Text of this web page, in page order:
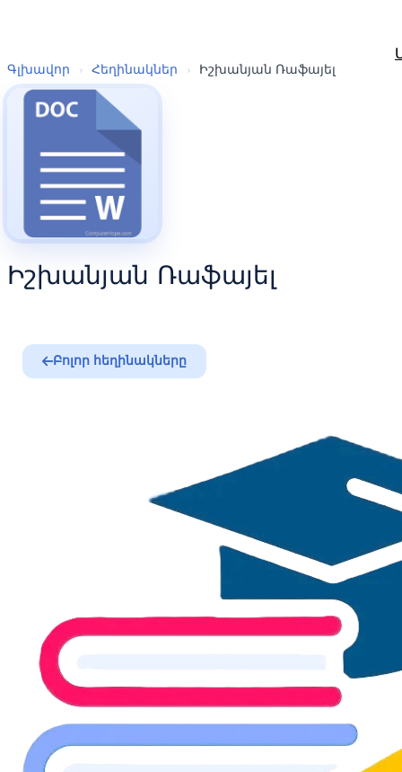
Գլխավոր › Հեղինակներ › Իշխանյան Ռաֆայել
Իշխանյան Ռաֆայել
Բոլոր հեղինակները